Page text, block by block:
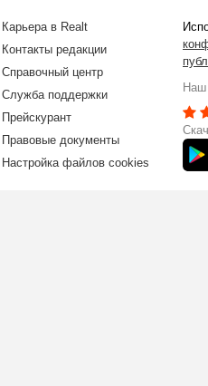
Карьера в Realt
Контакты редакции
Справочный центр
Служба поддержки
Прейскурант
Правовые документы
Настройка файлов cookies
Наш